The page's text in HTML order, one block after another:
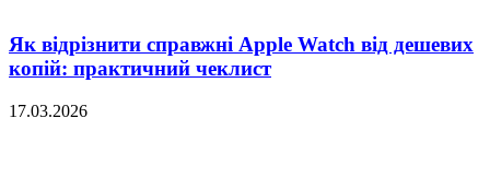
Як відрізнити справжні Apple Watch від дешевих
копій: практичний чеклист
17.03.2026